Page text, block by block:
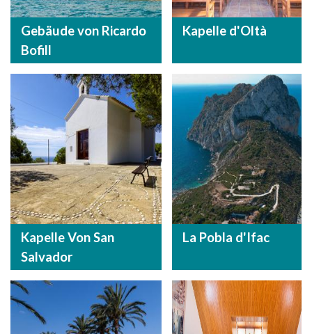
Gebäude von Ricardo
Bofill
Kapelle d'Oltà
Kapelle Von San
Salvador
La Pobla d'Ifac